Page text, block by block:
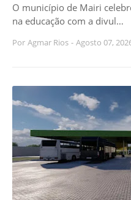
O município de Mairi
na educação com a divul…
Por Agmar Rios - Agosto 07,